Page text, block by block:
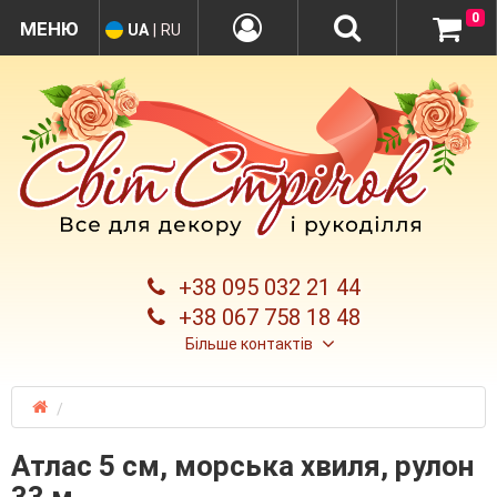
+38 095 032 21 44
+38 067 758 18 48
Більше контактів
UA RU
0
Атлас 5 см, морська хвиля, рулон